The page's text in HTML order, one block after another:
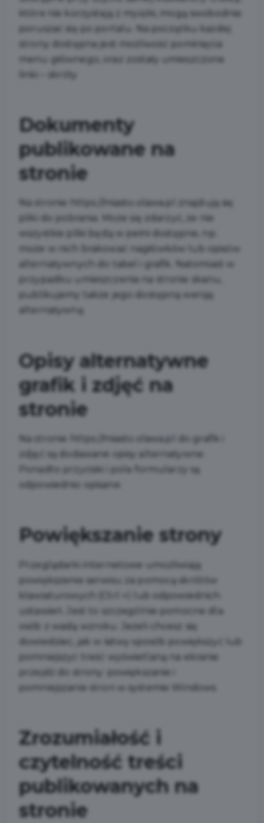
które nie korzystają z myszki, mogą swobodnie
poruszać się po portalu. Na początku każdej
strony dostępna jest możliwość pominięcia
menu głównego, oraz zostały umieszczone
Dokumenty
publikowane na
stronie
Na stronie https://miasto.olawa.pl znajdują się
pliki do pobrania. Może się zdarzyć, że nie
wszystkie pliki będą w pełni dostępne, np.
może w nich brakować nagłówków lub opisów
alternatywnych do tabel i grafik. Natomiast w
przypadku umieszczenia na stronie skanu,
publikujemy także jego dostępną wersję
alternatywną.
Opisy alternatywne
grafik i zdjęć na
stronie
Na stronie https://miasto.olawa.pl do grafik i
zdjęć są dodawane opisy alternatywne.
Ponadto przyciski i pola formularzy są
odpowiednio opisane.
Powiększanie strony
Przeglądarki internetowe umożliwiają
powiększenie serwisu za pomocą skrótów
klawiaturowych (Ctrl +) lub odpowiednich
ustawień. Jest to szczególnie pomocne dla
osób z wadą wzroku. Jeżeli chcesz się
dowiedzieć, jak w łatwy sposób powiększyć lub
pomniejszyć treść wyświetlaną na ekranie
przejdź do strony: powiększanie i
pomniejszanie stron w systemie Windows.
Zrozumiałość i
czytelność treści
publikowanych na
stronie